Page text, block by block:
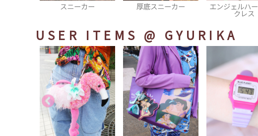
厚底スニーカー エンジェルハートネッ
クレス
缶バッヂ
USER ITEMS @ GYURIKA